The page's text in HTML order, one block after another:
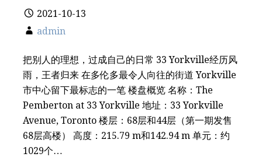
2021-10-13
admin
把别人的理想，过成自己的日常 33 Yorkville经历风
雨，王者归来 在多伦多最令人向往的街道 Yorkville
市中心留下最标志的一笔 楼盘概览 名称：The
Pemberton at 33 Yorkville 地址：33 Yorkville
Avenue, Toronto 楼层：68层和44层（第一期发售
68层高楼） 高度：215.79 m和142.94 m 单元：约
1029个…